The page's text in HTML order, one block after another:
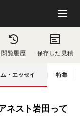
閲覧履歴 保存した見積
・エッセイ 特集
ネスト岩田って